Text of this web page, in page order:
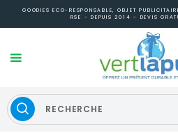
GOODIES ECO-RESPONSABLE, OBJET
RSE - DEPUIS 2014 - DEVIS